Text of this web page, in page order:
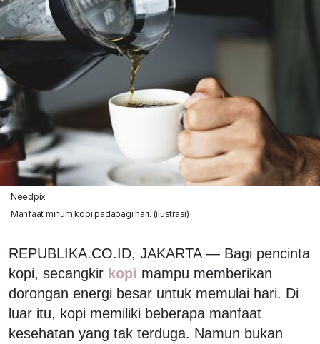
Needpix
Manfaat minum kopi padapagi hari. (ilustrasi)
REPUBLIKA.CO.ID, JAKARTA — Bagi pencinta
kopi, secangkir kopi mampu memberikan
dorongan energi besar untuk memulai hari. Di
luar itu, kopi memiliki beberapa manfaat
kesehatan yang tak terduga. Namun bukan